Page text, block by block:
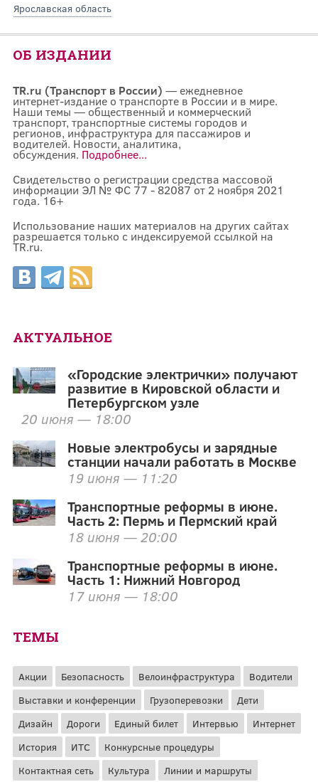
Ярославская область
ОБ ИЗДАНИИ
TR.ru (Транспорт в России) — ежедневное
интернет-издание о транспорте в России и в мире.
Наши темы — общественный и коммерческий
транспорт, транспортные системы городов и
регионов, инфраструктура для пассажиров и
водителей. Новости, аналитика,
обсуждения. Подробнее...
Свидетельство о регистрации средства массовой
информации ЭЛ № ФС 77 - 82087 от 2 ноября 2021
года. 16+
Использование наших материалов на других сайтах
разрешается только с индексируемой ссылкой на
TR.ru.
АКТУАЛЬНОЕ
«Городские электрички» получают
развитие в Кировской области и
Петербургском узле
20 июня — 18:00
Новые электробусы и зарядные
станции начали работать в Москве
19 июня — 11:20
Транспортные реформы в июне.
Часть 2: Пермь и Пермский край
18 июня — 20:00
Транспортные реформы в июне.
Часть 1: Нижний Новгород
17 июня — 18:00
ТЕМЫ
Акции Безопасность Велоинфраструктура
Водители
Выставки и конференции
Грузоперевозки
Дети
Дизайн
Дороги Единый билет Интервью
Интернет
История
ИТС
Конкурсные процедуры
Контактная сеть
Культура Линии и маршруты